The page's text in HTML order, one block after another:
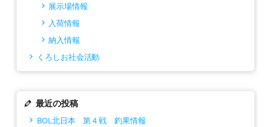
展示場情報
入荷情報
納入情報
くろしお社会活動
最近の投稿
BOL北日本 第４戦 釣果情報